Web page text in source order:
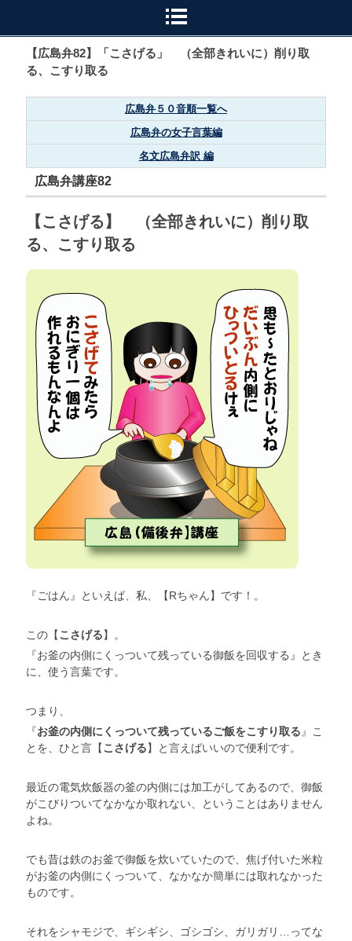
【広島弁82】「こさげる」 （全部きれいに）削り取
る、こすり取る
広島弁５０音順一覧へ
広島弁の女子言葉編
名文広島弁訳 編
広島弁講座82
【こさげる】 （全部きれいに）削り取
る、こすり取る
『ごはん』といえば、私、【Rちゃん】です！。
この【こさげる】。
『お釜の内側にくっついて残っている御飯を回収する』とき
に、使う言葉です。
つまり、
『お釜の内側にくっついて残っているご飯をこすり取る 』こ
とを、ひと言【こさげる】と言えばいいので便利です。
最近の電気炊飯器の釜の内側には加工がしてあるので、御飯
がこびりついてなかなか取れない、ということはありません
よね。
でも昔は鉄のお釜で御飯を炊いていたので、焦げ付いた米粒
がお釜の内側にくっついて、なかなか簡単には取れなかった
ものです。
それをシャモジで、ギシギシ、ゴシゴシ、ガリガリ…ってな